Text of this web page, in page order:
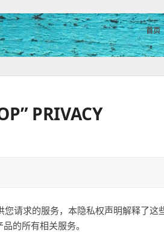
首页
PRIVACY
您请求的服务，本隐私权声明解释了这
的所有相关服务。